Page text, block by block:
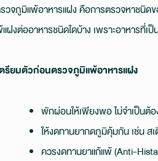
วจภูมิแพ้อาหารแฝง คือการตรวจหาชนิด
ฝงต่ออาหารชนิดใดบ้าง เพราะอาหารที่เ
รียมตัวก่อนตรวจภูมิแพ้อาหารแฝง
พักผ่อนให้เพียงพอ ไม่จำเป็นต้
ให้งดทานยากดภูมิคุ้มกัน เช่น
ควรงดทานยาแก้แพ้ (Anti-